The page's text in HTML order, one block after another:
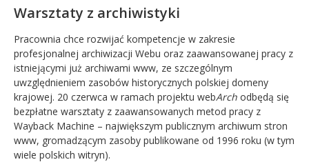
Warsztaty z archiwistyki
Pracownia chce rozwijać kompetencje w zakresie
profesjonalnej archiwizacji Webu oraz zaawansowanej pracy z
istniejącymi już archiwami www, ze szczególnym
uwzględnieniem zasobów historycznych polskiej domeny
krajowej. 20 czerwca w ramach projektu webArch odbędą się
bezpłatne warsztaty z zaawansowanych metod pracy z
Wayback Machine – największym publicznym archiwum stron
www, gromadzącym zasoby publikowane od 1996 roku (w tym
wiele polskich witryn).